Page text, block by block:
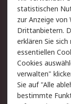
Hilfe
Rechtliches
AGB
Cookie-
Copyright/
statistischen
zur Anzeige von
Drittanbietern.
erklären Sie
essentiellen
Cookies
verwalten"
Sie auf "Alle
bestimmte